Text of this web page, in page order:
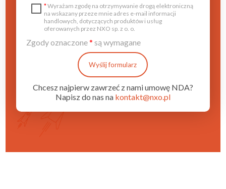
*Wyrażam zgodę na otrzymywanie drogą elektroniczną
na wskazany przeze mnie adres e-mail informacji
handlowych, dotyczących produktów i usług
oferowanych przez NXO sp. z o. o.
Zgody oznaczone* są wymagane
Wyślij formularz
Chcesz najpierw zawrzeć z nami umowę NDA?
Napisz do nas na kontakt@nxo.pl